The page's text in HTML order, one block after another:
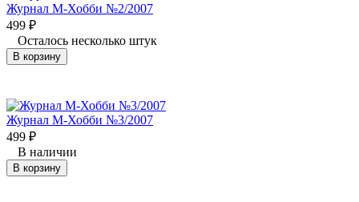
Журнал М-Хобби №2/2007
499 ₽
Осталось несколько штук
В корзину
Журнал М-Хобби №3/2007
499 ₽
В наличии
В корзину